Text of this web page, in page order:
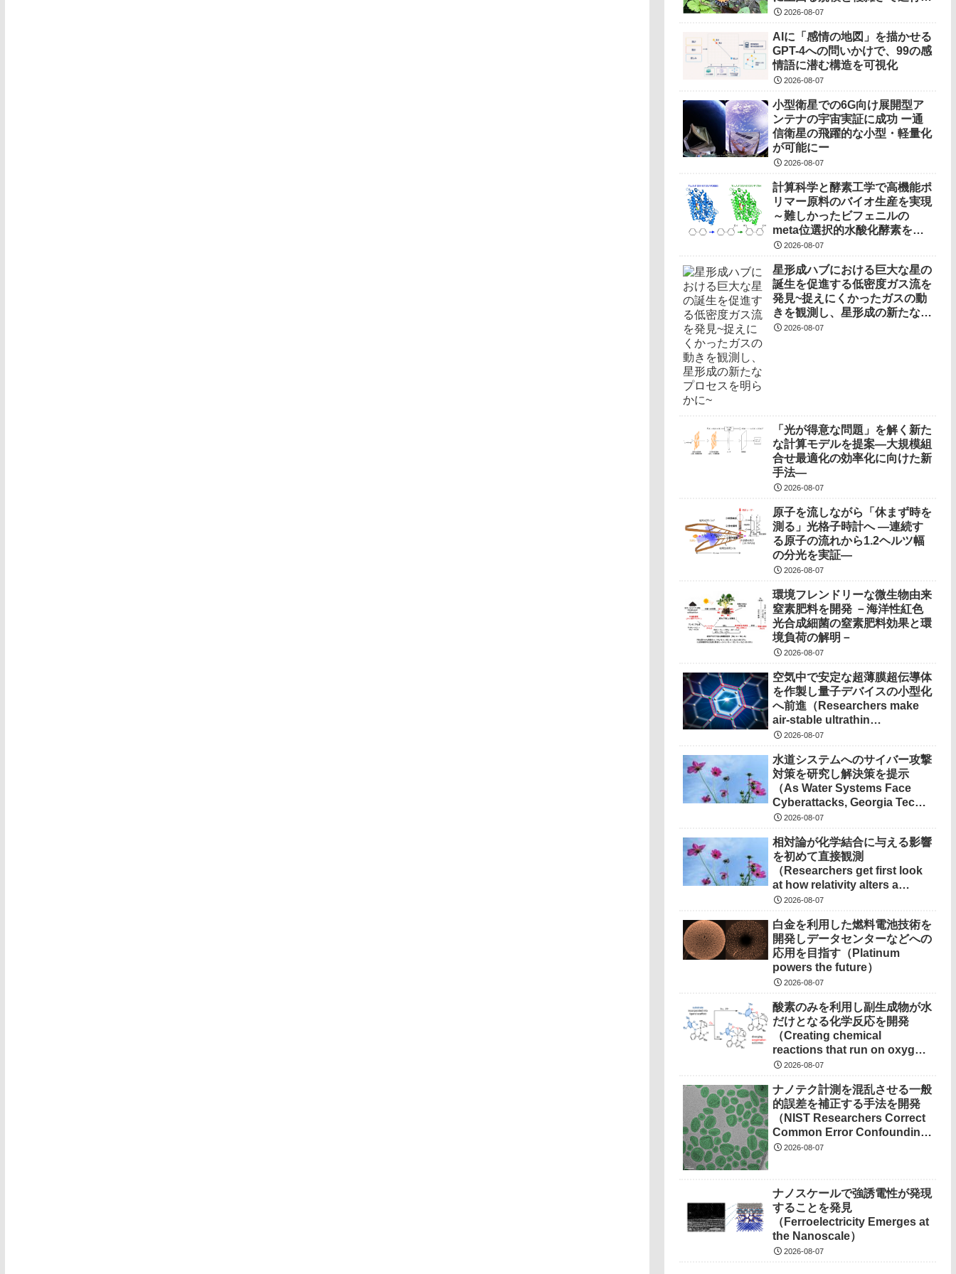
ていることを解明――
2026-08-07
AIに「感情の地図」を描かせる
GPT-4への問いかけで、99の感
情語に潜む構造を可視化
2026-08-07
小型衛星での6G向け展開型ア
ンテナの宇宙実証に成功 ー通
信衛星の飛躍的な小型・軽量化
が可能にー
2026-08-07
計算科学と酵素工学で高機能ポ
リマー原料のバイオ生産を実現
～難しかったビフェニルの
meta位選択的水酸化酵素を開
発～2026-08-07
星形成ハブにおける巨大な星の
誕生を促進する低密度ガス流を
発見~捉えにくかったガスの動
きを観測し、星形成の新たなプ
ロセスを明らかに~
2026-08-07
「光が得意な問題」を解く新た
な計算モデルを提案―大規模組
合せ最適化の効率化に向けた新
手法―
2026-08-07
原子を流しながら「休まず時を
測る」光格子時計へ ―連続す
る原子の流れから1.2ヘルツ幅
の分光を実証―
2026-08-07
環境フレンドリーな微生物由来
窒素肥料を開発 －海洋性紅色
光合成細菌の窒素肥料効果と環
境負荷の解明－
2026-08-07
空気中で安定な超薄膜超伝導体
を作製し量子デバイスの小型化
へ前進（Researchers make
air-stable ultrathin
superconductors more
devices）
2026-08-07
水道システムへのサイバー攻撃
対策を研究し解決策を提示
（As Water Systems Face
Cyberattacks, Georgia Tech
Research Points to
2026-08-07
相対論が化学結合に与える影響
を初めて直接観測
（Researchers get first look
at how relativity alters a
chemical bond）
2026-08-07
白金を利用した燃料電池技術を
開発しデータセンターなどへの
応用を目指す（Platinum
powers the future）
2026-08-07
酸素のみを利用し副生成物が水
だけとなる化学反応を開発
（Creating chemical
reactions that run on oxygen,
produce only water as
2026-08-07
ナノテク計測を混乱させる一般
的誤差を補正する手法を開発
（NIST Researchers Correct
Common Error Confounding
Nanotech Measurements）
2026-08-07
ナノスケールで強誘電性が発現
することを発見
（Ferroelectricity Emerges at
the Nanoscale）
2026-08-07